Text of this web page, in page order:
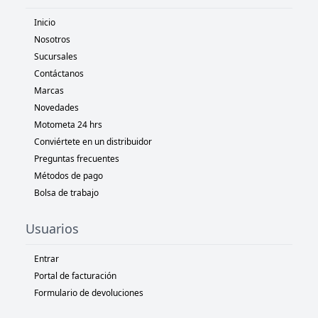
Inicio
Nosotros
Sucursales
Contáctanos
Marcas
Novedades
Motometa 24 hrs
Conviértete en un distribuidor
Preguntas frecuentes
Métodos de pago
Bolsa de trabajo
Usuarios
Entrar
Portal de facturación
Formulario de devoluciones